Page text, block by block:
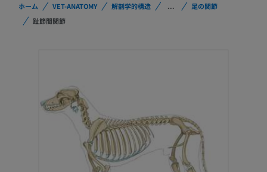
ホーム VET-ANATOMY 解剖学的構造 ...
足の関節
趾節間関節